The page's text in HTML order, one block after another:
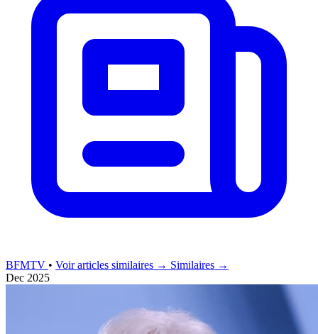
BFMTV • Voir articles similaires → Similaires →
Dec 2025